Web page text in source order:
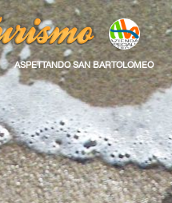
ASPETTANDO SAN BARTOLOMEO